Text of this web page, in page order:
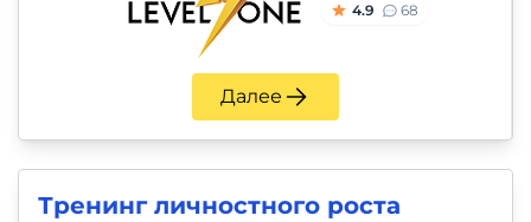
4.9 68
Далее
Тренинг личностного роста